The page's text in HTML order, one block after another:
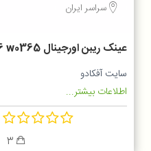
سراسر ایران
عینک ریبن اورجینال rb3016 w0365
سایت آفکادو
اطلاعات بیشتر...
3